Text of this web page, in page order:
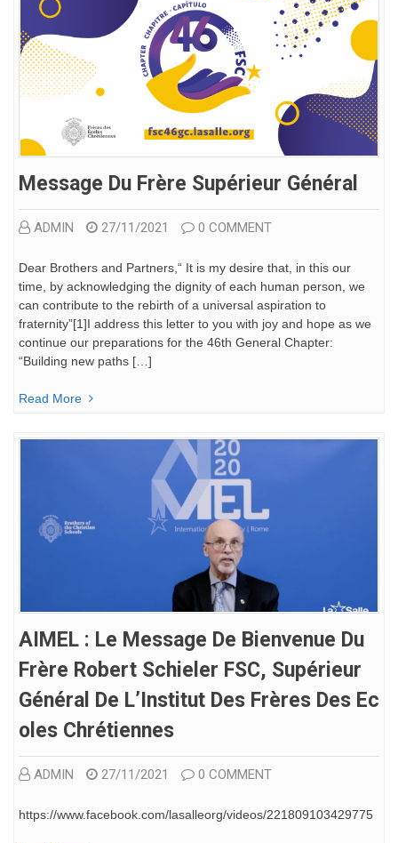
Message Du Frère Supérieur Général
ADMIN 27/11/2021 0 COMMENT
Dear Brothers and Partners,“ It is my desire that, in this our
time, by acknowledging the dignity of each human person, we
can contribute to the rebirth of a universal aspiration to
fraternity”[1]I address this letter to you with joy and hope as we
continue our preparations for the 46th General Chapter:
“Building new paths […]
Read More
AIMEL : Le Message De Bienvenue Du
Frère Robert Schieler FSC, Supérieur
Général De L’Institut Des Frères Des Ec
Oles Chrétiennes
ADMIN 27/11/2021 0 COMMENT
https://www.facebook.com/lasalleorg/videos/221809103429775